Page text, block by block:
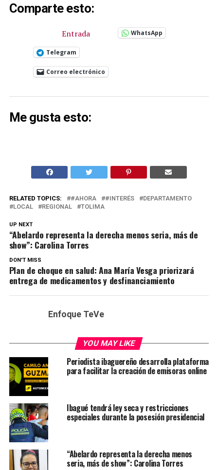
Comparte esto:
Entrada WhatsApp
Telegram
Correo electrónico
Me gusta esto:
RELATED TOPICS: #AHORA #INTERÉS
DEPARTAMENTO
LOCAL
REGIONAL TOLIMA
UP NEXT
“Abelardo representa la derecha menos seria, más de
show”: Carolina Torres
DON'T MISS
Plan de choque en salud: Ana María Vesga priorizará
entrega de medicamentos y desfinanciamiento
Enfoque TeVe
YOU MAY LIKE
Periodista ibaguereño desarrolla plataforma
para facilitar la creación de emisoras online
Ibagué tendrá ley seca y restricciones
especiales durante la posesión presidencial
“Abelardo representa la derecha menos
seria, más de show”: Carolina Torres